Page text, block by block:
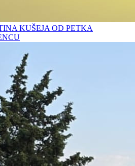
KUŠEJA OD PETKA